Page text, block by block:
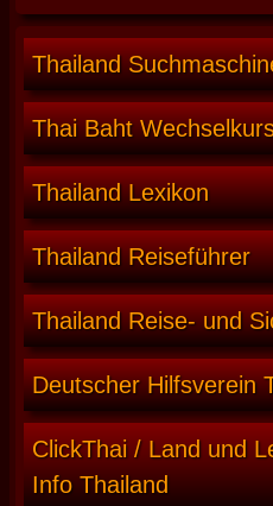
Thailand
Thai Baht
Thailand Lexikon
Thailand Reiseführer
Thailand Reise- und
Deutscher Hilfsverein
ClickThai / Land und
Info Thailand